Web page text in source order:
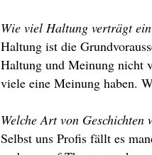
Wie viel Haltung verträgt
Haltung ist die
Haltung und Meinung nicht
viele eine Meinung haben.
Welche Art von
Selbst uns Profis fällt es